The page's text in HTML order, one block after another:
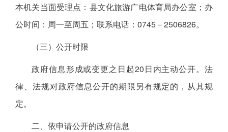
本机关当面受理点：县文化旅游广电体育局办公室；办
公时间：周一至周五；联系电话：0745－2506826。
（三）公开时限
政府信息形成或变更之日起20日内主动公开。法
律、法规对政府信息公开的期限另有规定的，从其规
定。
二、依申请公开的政府信息